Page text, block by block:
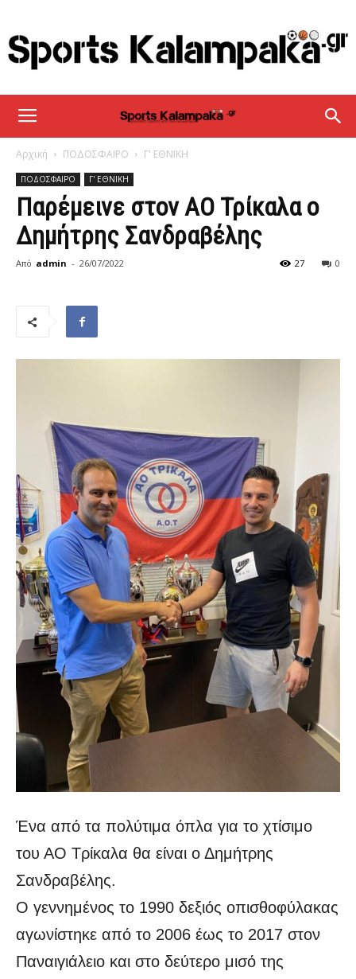
sportskalampaka
Αρχική ΠΟΔΟΣΦΑΙΡΟ Γ' ΕΘΝΙΚΗ
ΠΟΔΟΣΦΑΙΡΟ Γ' ΕΘΝΙΚΗ
Παρέμεινε στον ΑΟ Τρίκαλα ο
Δημήτρης Σανδραβέλης
Από admin - 26/07/2022 0
27
Ένα από τα πολύτιμα όπλα για το χτίσιμο
του ΑΟ Τρίκαλα θα είναι ο Δημήτρης
Σανδραβέλης.
Ο γεννημένος το 1990 δεξιός οπισθοφύλακας
αγωνίστηκε από το 2006 έως το 2017 στον
Παναιγιάλειο και στο δεύτερο μισό της